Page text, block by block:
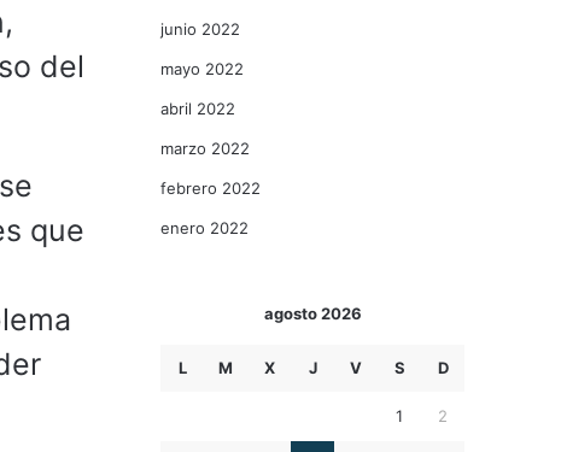
del
que
junio 2022
mayo 2022
abril 2022
marzo 2022
febrero 2022
enero 2022
agosto 2026
L M X J V S D
1 2